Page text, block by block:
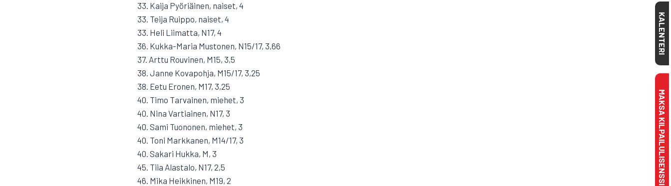
33. Kaija Pyöriäinen, naiset, 4
33. Teija Ruippo, naiset, 4
33. Heli Liimatta, N17, 4
36. Kukka-Maria Mustonen, N15/17, 3,66
37. Arttu Rouvinen, M15, 3,5
38. Janne Kovapohja, M15/17, 3,25
38. Eetu Eronen, M17, 3,25
40. Timo Tarvainen, miehet, 3
40. Nina Vartiainen, N17, 3
40. Sami Tuononen, miehet, 3
40. Toni Markkanen, M14/17, 3
40. Sakari Hukka, M, 3
45. Tiia Alastalo, N17, 2,5
46. Mika Heikkinen, M19, 2
KALENTERI
MAKSA KILPAILULISENSSI